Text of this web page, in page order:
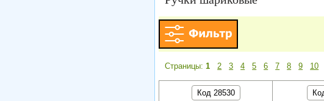
Страницы:1 2 3 4 5 6 7 8 9 10
Код 28530